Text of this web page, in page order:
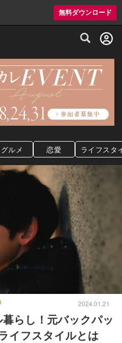
無料ダウンロード
情報・プレミアムレストラン予約
グルメ 恋愛 ライフスタ
2024.01.21
らし！元バックパッ
イフスタイルとは